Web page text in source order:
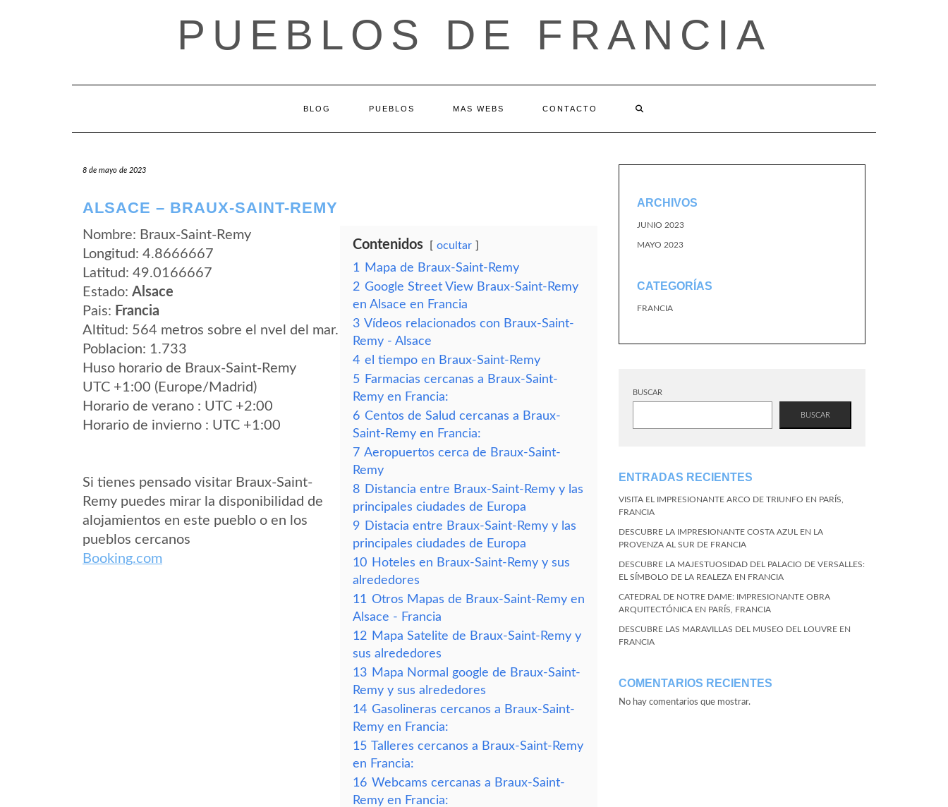
PUEBLOS DE FRANCIA
BLOG PUEBLOS MAS WEBS CONTACTO
8 de mayo de 2023
ALSACE – BRAUX-SAINT-REMY
Nombre: Braux-Saint-Remy
Longitud: 4.8666667
Latitud: 49.0166667
Estado: Alsace
Pais: Francia
Altitud: 564 metros sobre el nvel del mar.
Poblacion: 1.733
Huso horario de Braux-Saint-Remy
UTC +1:00 (Europe/Madrid)
Horario de verano : UTC +2:00
Horario de invierno : UTC +1:00
Si tienes pensado visitar Braux-Saint-
Remy puedes mirar la disponibilidad de
alojamientos en este pueblo o en los
pueblos cercanos
Booking.com
Contenidos ocultar
1
Mapa de Braux-Saint-Remy
2 Google Street View Braux-Saint-Remy
en Alsace en Francia
3 Vídeos relacionados con Braux-Saint-
Remy - Alsace
4 el tiempo en Braux-Saint-Remy
5 Farmacias cercanas a Braux-Saint-
Remy en Francia:
6 Centos de Salud cercanas a Braux-
Saint-Remy en Francia:
7 Aeropuertos cerca de Braux-Saint-
Remy
8 Distancia entre Braux-Saint-Remy y las
principales ciudades de Europa
9 Distacia entre Braux-Saint-Remy y las
principales ciudades de Europa
10 Hoteles en Braux-Saint-Remy y sus
alrededores
11 Otros Mapas de Braux-Saint-Remy en
Alsace - Francia
12 Mapa Satelite de Braux-Saint-Remy y
sus alrededores
13 Mapa Normal google de Braux-Saint-
Remy y sus alrededores
14 Gasolineras cercanos a Braux-Saint-
Remy en Francia:
15 Talleres cercanos a Braux-Saint-Remy
en Francia:
16 Webcams cercanas a Braux-Saint-
Remy en Francia:
ARCHIVOS
JUNIO 2023
MAYO 2023
CATEGORÍAS
FRANCIA
BUSCAR
BUSCAR
ENTRADAS RECIENTES
VISITA EL IMPRESIONANTE ARCO DE TRIUNFO EN PARÍS,
FRANCIA
DESCUBRE LA IMPRESIONANTE COSTA AZUL EN LA
PROVENZA AL SUR DE FRANCIA
DESCUBRE LA MAJESTUOSIDAD DEL PALACIO DE VERSALLES:
EL SÍMBOLO DE LA REALEZA EN FRANCIA
CATEDRAL DE NOTRE DAME: IMPRESIONANTE OBRA
ARQUITECTÓNICA EN PARÍS, FRANCIA
DESCUBRE LAS MARAVILLAS DEL MUSEO DEL LOUVRE EN
FRANCIA
COMENTARIOS RECIENTES
No hay comentarios que mostrar.